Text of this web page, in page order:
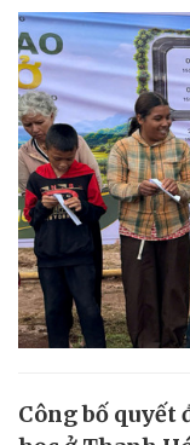
Công bố quyết